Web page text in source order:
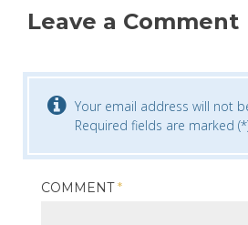
Leave a Comment
Your email address will not
Required fields are marked
COMMENT*